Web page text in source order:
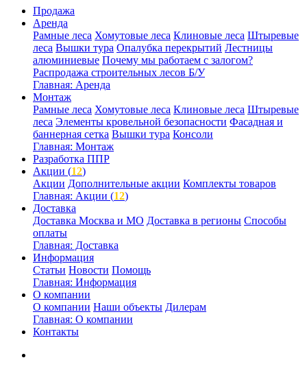
Продажа
Аренда
Рамные леса Хомутовые леса Клиновые леса Штыревые
леса Вышки тура Опалубка перекрытий Лестницы
алюминиевые Почему мы работаем с залогом?
Распродажа строительных лесов Б/У
Главная: Аренда
Монтаж
Рамные леса Хомутовые леса Клиновые леса Штыревые
леса Элементы кровельной безопасности Фасадная и
баннерная сетка Вышки тура Консоли
Главная: Монтаж
Разработка ППР
Акции (12)
Акции Дополнительные акции Комплекты товаров
Главная: Акции (12)
Доставка
Доставка Москва и МО Доставка в регионы Способы
оплаты
Главная: Доставка
Информация
Статьи Новости Помощь
Главная: Информация
О компании
О компании Наши объекты Дилерам
Главная: О компании
Контакты